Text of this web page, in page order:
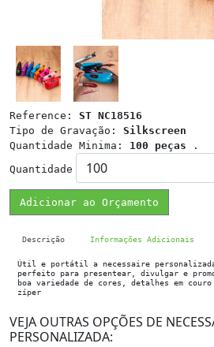
Reference: ST NC18516
Tipo de Gravação: Silkscreen
Quantidade Minima: 100 peças .
Quantidade
Adicionar ao Orçamento
Descrição Informações Adicionais
Útil e portátil a necessaire
perfeito para presentear, divulgar e
boa variedade de cores, detalhes em
zíper
VEJA OUTRAS OPÇÕES DE
PERSONALIZADA: